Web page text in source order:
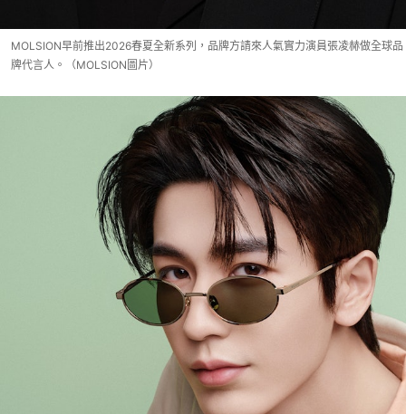
MOLSION早前推出2026春夏全新系列，品牌方請來人氣實力演員張凌赫做全球品
牌代言人。（MOLSION圖片）